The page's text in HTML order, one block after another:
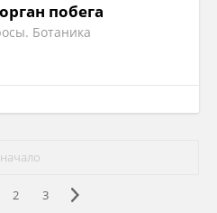
побега
Ботаника
2 3